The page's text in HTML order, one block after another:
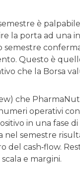
è
la porta ad una
Questo è
che la Borsa
che
operativi
in una fase
nel semestre
cash‐flow.
e margini.